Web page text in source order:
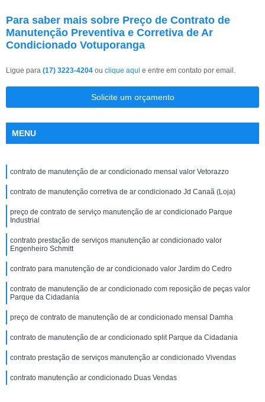
Para saber mais sobre Preço de Contrato de
Manutenção Preventiva e Corretiva de Ar
Condicionado Votuporanga
Ligue para (17) 3223-4204 ou clique aqui e entre em contato por email.
Solicite um orçamento
MENU
contrato de manutenção de ar condicionado mensal valor Vetorazzo
contrato de manutenção corretiva de ar condicionado Jd Canaã (Loja)
preço de contrato de serviço manutenção de ar condicionado Parque
Industrial
contrato prestação de serviços manutenção ar condicionado valor
Engenheiro Schmitt
contrato para manutenção de ar condicionado valor Jardim do Cedro
contrato de manutenção de ar condicionado com reposição de peças valor
Parque da Cidadania
preço de contrato de manutenção de ar condicionado mensal Damha
contrato de manutenção de ar condicionado split Parque da Cidadania
contrato prestação de serviços manutenção ar condicionado Vivendas
contrato manutenção ar condicionado Duas Vendas